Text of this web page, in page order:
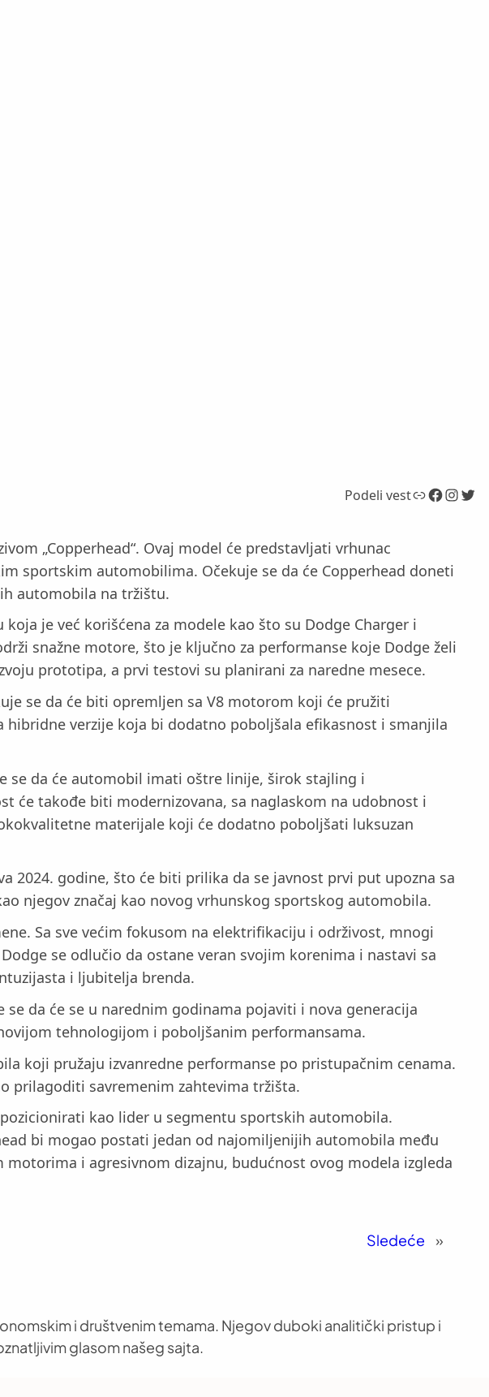
Podeli vestLink Facebook InstagramTwitter
„Copperhead“. Ovaj model će predstavljati vrhunac
sportskim automobilima. Očekuje se da će Copperhead doneti
automobila na tržištu.
je već korišćena za modele kao što su Dodge Charger i
snažne motore, što je ključno za performanse koje Dodge želi
prototipa, a prvi testovi su planirani za naredne mesece.
se da će biti opremljen sa V8 motorom koji će pružiti
verzije koja bi dodatno poboljšala efikasnost i smanjila
se da će automobil imati oštre linije, širok stajling i
će takođe biti modernizovana, sa naglaskom na udobnost i
materijale koji će dodatno poboljšati luksuzan
2024. godine, što će biti prilika da se javnost prvi put upozna sa
njegov značaj kao novog vrhunskog sportskog automobila.
Sa sve većim fokusom na elektrifikaciju i održivost, mnogi
se odlučio da ostane veran svojim korenima i nastavi sa
i ljubitelja brenda.
da će se u narednim godinama pojaviti i nova generacija
tehnologijom i poboljšanim performansama.
koji pružaju izvanredne performanse po pristupačnim cenama.
prilagoditi savremenim zahtevima tržišta.
kao lider u segmentu sportskih automobila.
bi mogao postati jedan od najomiljenijih automobila među
i agresivnom dizajnu, budućnost ovog modela izgleda
Sledeće »
i društvenim temama. Njegov duboki analitički pristup i
glasom našeg sajta.